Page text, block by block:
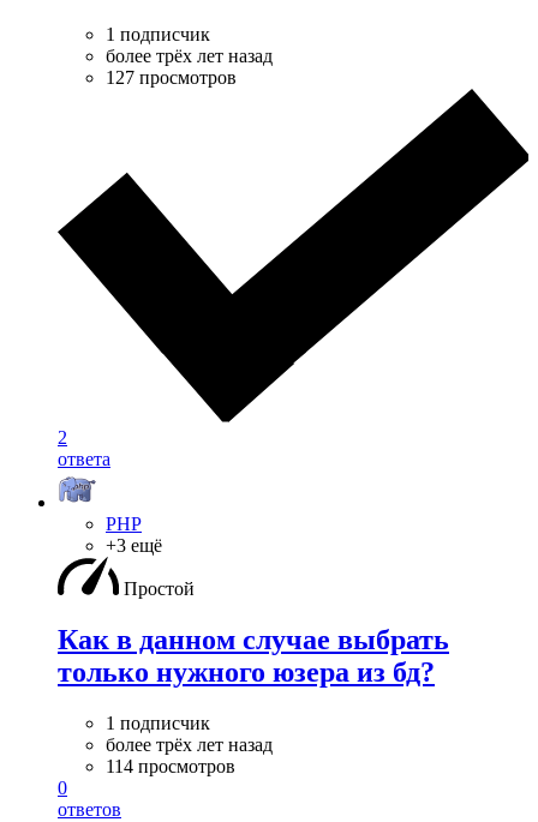
1 подписчик
более трёх лет назад
127 просмотров
2
ответа
PHP
+3 ещё
Простой
Как в данном случае выбрать
только нужного юзера из бд?
1 подписчик
более трёх лет назад
114 просмотров
0
ответов